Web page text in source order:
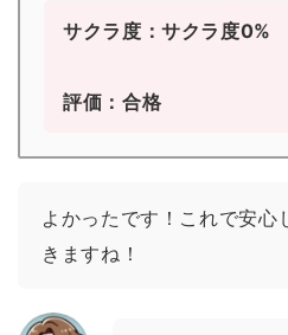
サクラ度：サクラ度0%
評価：合格
よかったです！これで安心
きますね！